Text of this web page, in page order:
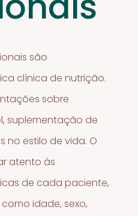
são
clínica de nutrição.
sobre
suplementação de
no estilo de vida. O
atento às
de cada paciente,
idade, sexo,